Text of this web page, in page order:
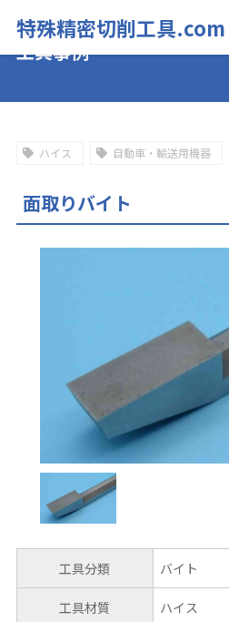
特殊精密切削工具.com
工具事例
ハイス 自動車・輸送用機器
面取りバイト
工具分類 バイト
工具材質 ハイス